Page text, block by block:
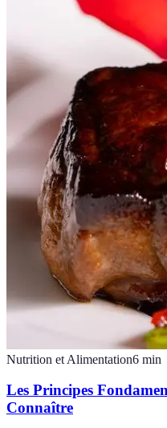
Nutrition et Alimentation6 min
Les Principes
Connaître